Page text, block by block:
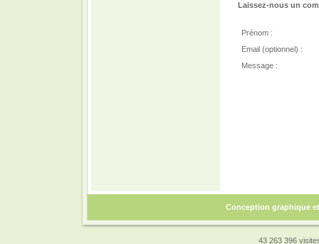
Laissez-nous un
Prénom :
Email (optionnel) :
Message :
Conception graphique
43 263 396